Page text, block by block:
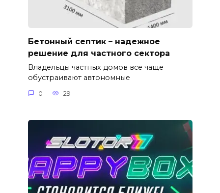
Бетонный септик – надежное
решение для частного сектора
Владельцы частных домов все чаще
обустраивают автономные
0 29